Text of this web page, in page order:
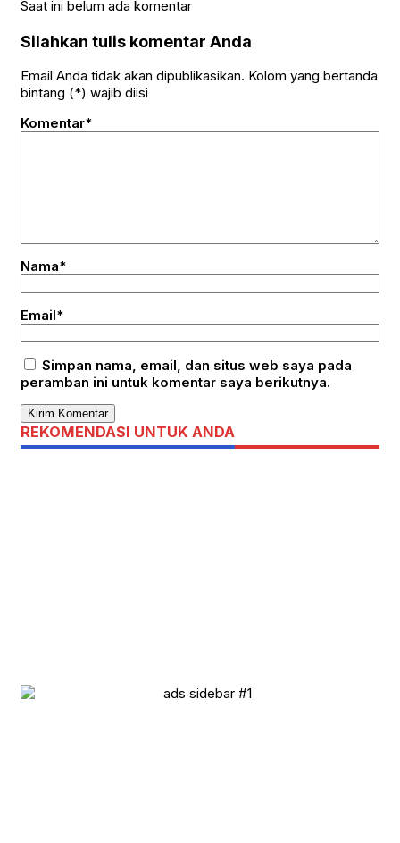
Saat ini belum ada komentar
Silahkan tulis komentar Anda
Email Anda tidak akan dipublikasikan. Kolom yang bertanda
bintang (*) wajib diisi
Komentar*
Nama*
Email*
Simpan nama, email, dan situs web saya pada
peramban ini untuk komentar saya berikutnya.
REKOMENDASI UNTUK ANDA